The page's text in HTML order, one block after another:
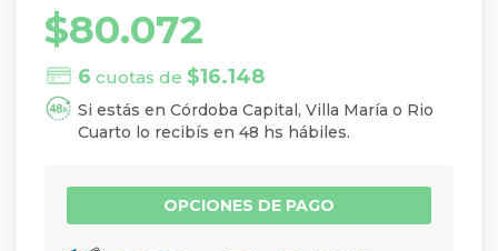
$80.072
6 cuotas de $16.148
OPCIONES DE PAGO
Si estás en Córdoba Capital, Villa María o Rio
Cuarto lo recibís en 48 hs hábiles.